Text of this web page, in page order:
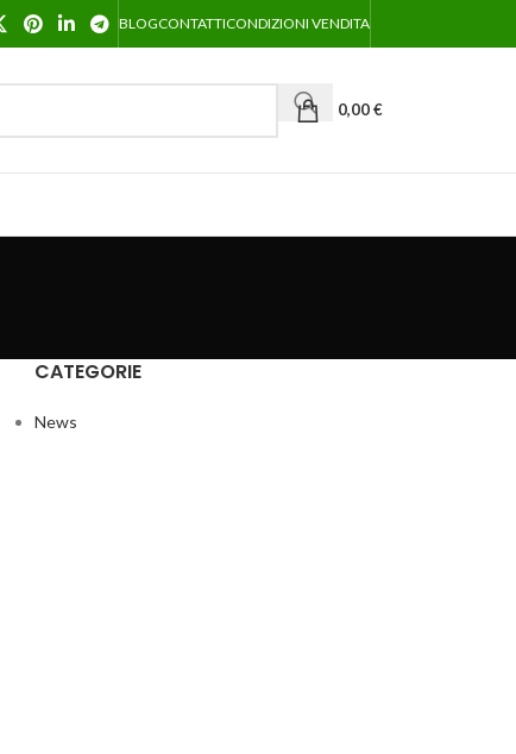
BLOGCONTATTICONDIZIONI VENDITA
0,00€
CATEGORIE
News